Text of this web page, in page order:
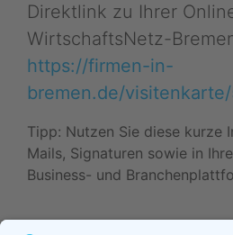
Direktlink zu Ihrer
WirtschaftsNetz-
https://firmen-in-
bremen.de/visitenkarte/
Tipp: Nutzen Sie diese kurze
Mails, Signaturen sowie in
Business- und